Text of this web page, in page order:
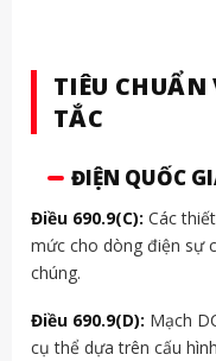
TIÊU CHUẨN
TẮC
ĐIỆN QUỐC
Điều 690.9(C): Các
mức cho dòng điện sự
chúng.
Điều 690.9(D): Mạch
cụ thể dựa trên cấu